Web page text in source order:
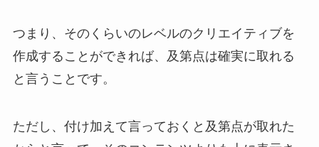
つまり、そのくらいのレベルのクリエイティブを
作成することができれば、及第点は確実に取れる
と言うことです。
ただし、付け加えて言っておくと及第点が取れた